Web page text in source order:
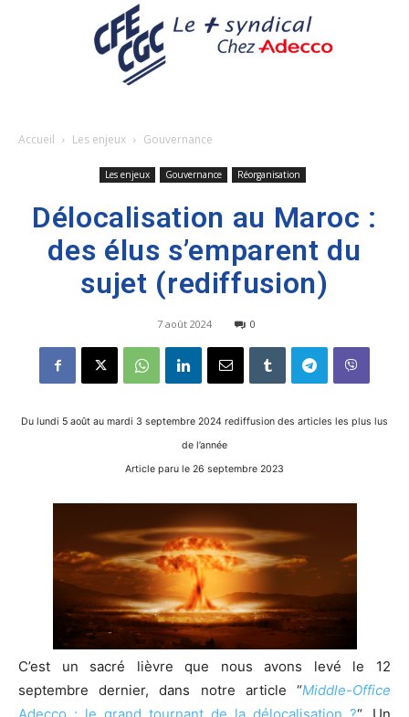
Accueil Les enjeux Gouvernance
Les enjeux Gouvernance Réorganisation
Délocalisation au Maroc :
des élus s’emparent du
sujet (rediffusion)
7 août 2024 0
Du lundi 5 août au mardi 3 septembre 2024 rediffusion des articles les plus lus
de l’année
Article paru le 26 septembre 2023
C’est un sacré lièvre que nous avons levé le 12
septembre dernier, dans notre article “Middle-Office